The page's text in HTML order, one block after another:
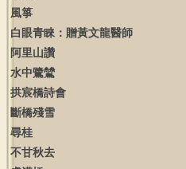
風箏
白眼青睞：贈黃文龍醫師
阿里山讚
水中鷺鷥
拱宸橋詩會
斷橋殘雪
尋桂
不甘秋去